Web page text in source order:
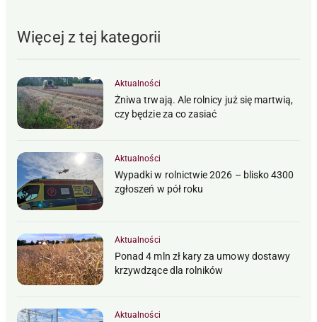
Więcej z tej kategorii
Aktualności
Żniwa trwają. Ale rolnicy już się martwią,
czy będzie za co zasiać
Aktualności
Wypadki w rolnictwie 2026 – blisko 4300
zgłoszeń w pół roku
Aktualności
Ponad 4 mln zł kary za umowy dostawy
krzywdzące dla rolników
Aktualności